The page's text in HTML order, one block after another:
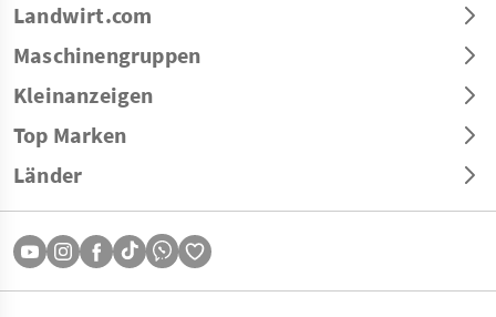
Landwirt.com
Maschinengruppen
Kleinanzeigen
Top Marken
Länder